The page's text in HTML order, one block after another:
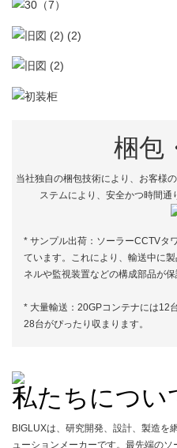
梱包
当社独自の梱包技術により、お客様
ステムにより、安全かつ時間通
* サンプル出荷：ソーラーCCTVタ
ています。これにより、輸送中に
ネルや監視装置などの構成部品が保
* 大量輸送：20GPコンテナには12
28台がぴったり収まります。
私たちについ
BIGLUXは、研究開発、設計、製造を
ューションメーカーです。最先端の